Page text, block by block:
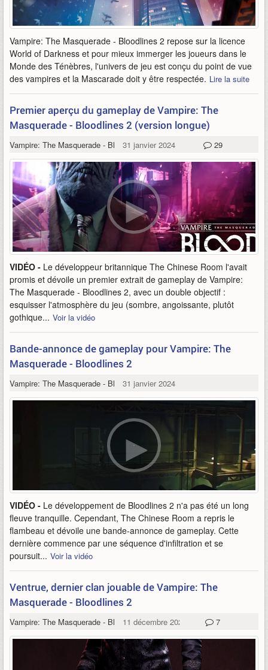
Vampire: The Masquerade - Bloodlines 2 repose sur la licence
World of Darkness et pour mieux immerger les joueurs dans le
Monde des Ténèbres, l'univers de jeu est conçu du point de vue
des vampires et la Mascarade doit y être respectée. Lire la suite
Premier aperçu du gameplay de Vampire: The
Masquerade - Bloodlines 2 (version longue)
Vampire: The Masquerade - Bloodlines 2
31 janvier 2024 29
VIDÉO - Le développeur britannique The Chinese Room l'avait
promis et dévoile un premier extrait de gameplay de Vampire:
The Masquerade - Bloodlines 2, avec un double objectif :
esquisser l'atmosphère du jeu (sombre, angoissante, plutôt
gothique... Voir la vidéo
Bande-annonce de gameplay pour Vampire: The
Masquerade - Bloodlines 2
Vampire: The Masquerade - Bloodlines 2
31 janvier 2024
VIDÉO - Le développement de Bloodlines 2 n'a pas été un long
fleuve tranquille. Cependant, The Chinese Room a repris le
flambeau et dévoile une bande-annonce de gameplay. Cette
dernière commence par une séquence d'infiltration et se
poursuit... Voir la vidéo
Ventrue, dernier clan jouable de Vampire: The
Masquerade - Bloodlines 2
Vampire: The Masquerade - Bloodlines 211 décembre 2023 7